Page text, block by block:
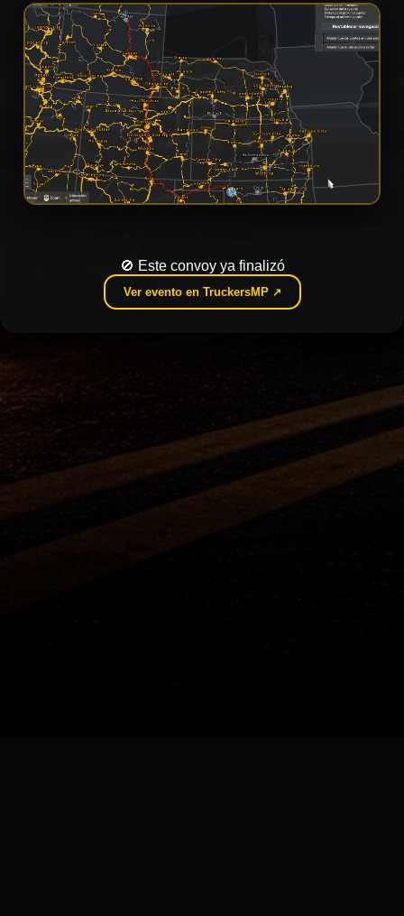
🚫 Este convoy ya finalizó
Ver evento en TruckersMP